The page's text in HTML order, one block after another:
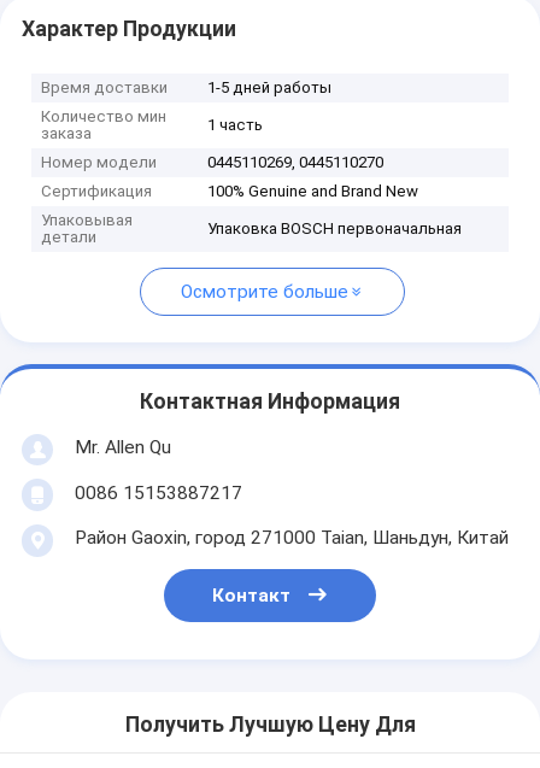
Характер Продукции
Время доставки
1-5 дней работы
Количество мин
заказа
1 часть
Номер модели
0445110269, 0445110270
Сертификация
100% Genuine and Brand New
Упаковывая
детали
Упаковка BOSCH первоначальная
Осмотрите больше
Контактная Информация
Mr. Allen Qu
0086 15153887217
Район Gaoxin, город 271000 Taian, Шаньдун, Китай
Контакт
Получить Лучшую Цену Для